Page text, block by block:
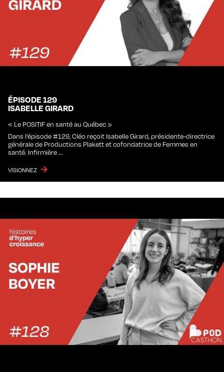
ÉPISODE 129
ISABELLE GIRARD
« Le POSITIF en santé au Québec »
Dans l’épisode #129, Cléo reçoit Isabelle Girard, présidente-directrice
générale de Productions Plakett et cofondatrice de Femmes en
santé. Infirmière …
VISIONNEZ